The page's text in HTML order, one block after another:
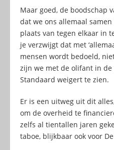
Maar goed, de boodschap
dat we ons allemaal
plaats van tegen elkaar in
je verzwijgt dat met
mensen wordt bedoeld,
zijn we met de olifant in
Standaard weigert te zien.
Er is een uitweg uit dit
om de overheid te
zelfs al tientallen jaren
taboe, blijkbaar ook voor